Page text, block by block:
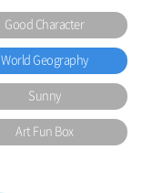
Good Character
World Geography
Sunny
Art Fun Box